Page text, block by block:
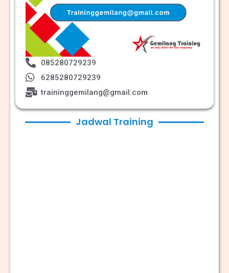
085280729239
6285280729239
traininggemilang@gmail.com
Jadwal Training